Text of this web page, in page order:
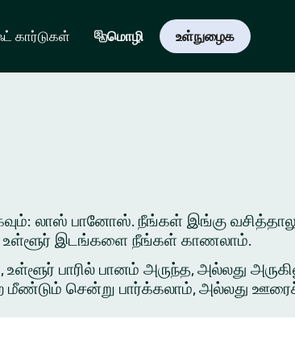
கார்டுகள் மொழி உள்நுழைக
லாஸ் பானோஸ். நீங்கள் இங்கு
உள்ளூர் இடங்களை நீங்கள் காணலாம்.
பாரில் பானம் அருந்த, அல்லது
சென்று பார்க்கலாம், அல்லது ஊரைச்